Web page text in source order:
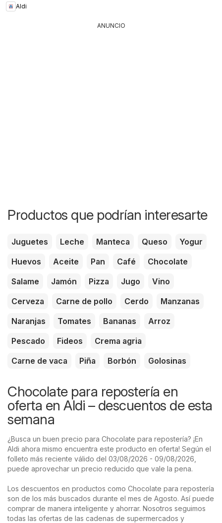
Aldi
ANUNCIO
Productos que podrían interesarte
Juguetes Leche Manteca Queso
Yogur
Huevos
Aceite Pan Café
Chocolate
Salame
Jamón Pizza Jugo
Vino
Cerveza
Carne de pollo Cerdo
Manzanas
Naranjas
Tomates Bananas
Arroz
Pescado
Fideos
Crema agria
Carne de vaca
Piña Borbón Golosinas
Chocolate para repostería en
oferta en Aldi – descuentos de esta
semana
¿Busca un buen precio para Chocolate para repostería? ¡En
Aldi ahora mismo encuentra este producto en oferta! Según el
folleto más reciente válido del 03/08/2026 - 09/08/2026,
puede aprovechar un precio reducido que vale la pena.
Los descuentos en productos como Chocolate para repostería
son de los más buscados durante el mes de Agosto. Así puede
comprar de manera inteligente y ahorrar. Nosotros seguimos
todas las ofertas de las cadenas de supermercados y